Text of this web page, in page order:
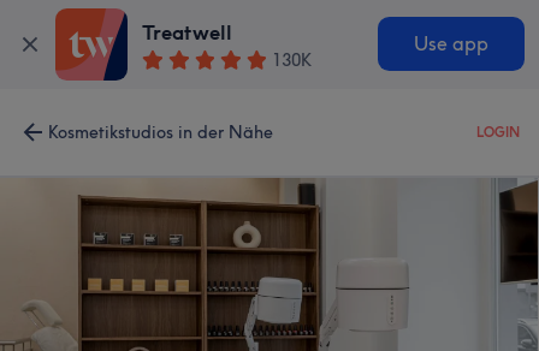
Treatwell
130K
Use app
Kosmetikstudios in der Nähe LOGIN